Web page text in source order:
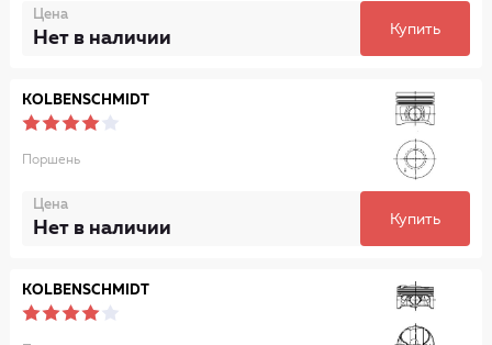
Цена
Нет в наличии Купить
KOLBENSCHMIDT
Поршень
Цена
Нет в наличии Купить
KOLBENSCHMIDT